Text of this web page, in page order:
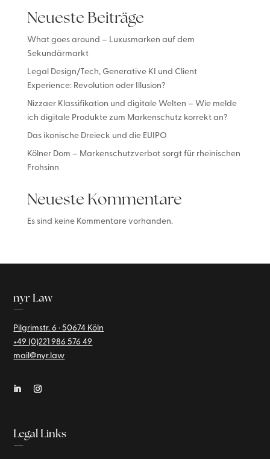
Neueste Beiträge
What goes around – Luxusmarken auf dem
Sekundärmarkt
Legal Design/Tech, Generative KI und Client
Experience: Revolution oder Illusion?
Nizzaer Klassifikation und digitale Welten – Wie melde
ich digitale Produkte zum Markenschutz korrekt an?
Das ikonische Dreieck und die EUIPO
Kölner Dom – Markenschutzverbot sorgt für rheinischen
Frohsinn
Neueste Kommentare
Es sind keine Kommentare vorhanden.
nyr Law
—
Pilgrimstr. 6 · 50674 Köln
+49 (0)221986 576 49
mail@nyr.law
Legal Links
—